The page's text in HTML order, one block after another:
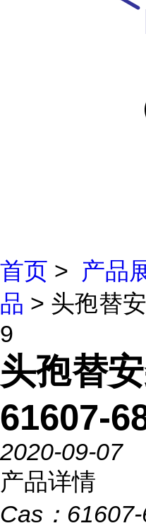
首页 > 产品
品 > 头孢替
9
头孢替
61607-
2020-09-07
产品详情
Cas：